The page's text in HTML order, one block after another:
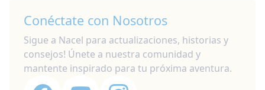
Conéctate con Nosotros
Sigue a Nacel para actualizaciones, historias y
consejos! Únete a nuestra comunidad y
mantente inspirado para tu próxima aventura.